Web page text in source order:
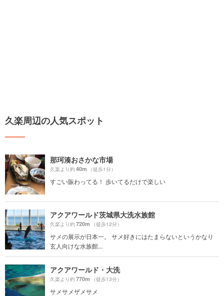
久楽周辺の人気スポット
那珂湊おさかな市場
久楽より約40m （徒歩1分）
すごい賑わってる！ 歩いてるだけで楽しい
アクアワールド茨城県大洗水族館
久楽より約720m （徒歩12分）
サメの展示が日本一。 サメ好きにはたまらないというかなり
玄人向けな水族館...
アクアワールド・大洗
久楽より約770m （徒歩13分）
サメサメザメサメ